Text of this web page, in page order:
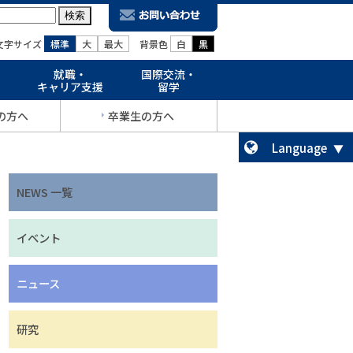
字サイズ 標準 大 最大 背景色 白 黒
就職・
キャリア支援
国際交流・
留学
方へ
卒業生の方へ
Language
NEWS 一覧
イベント
ニュース
研究